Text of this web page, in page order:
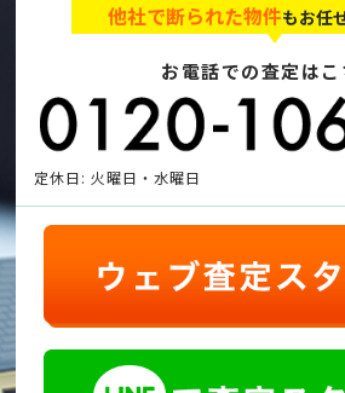
他社で断られた物件もお任
お電話での査定はこ
定休日: 火曜日・水曜日